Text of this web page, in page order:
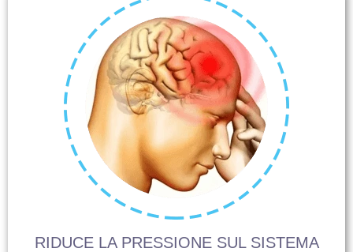
RIDUCE LA PRESSIONE SUL SISTEMA